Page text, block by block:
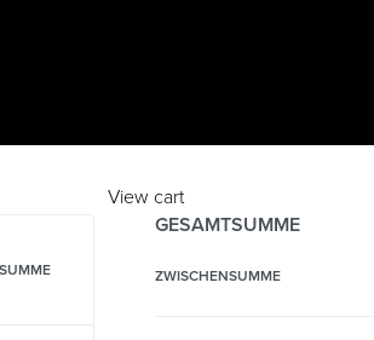
View cart
GESAMTSUMME
ZWISCHENSUMME